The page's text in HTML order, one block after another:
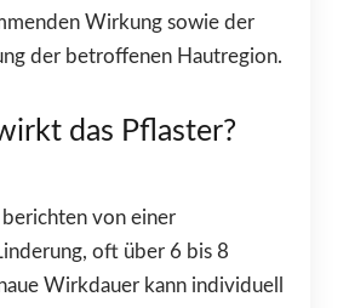
Wirkung sowie der
der betroffenen Hautregion.
das Pflaster?
von einer
oft über 6 bis 8
Wirkdauer kann individuell